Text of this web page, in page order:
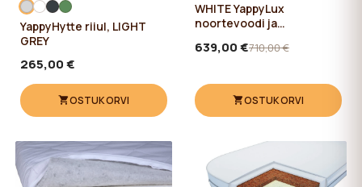
YappyHytte riiul, LIGHT
GREY
265,00 €
OSTUKORVI
WHITE YappyLux
noortevoodi ja
639,00 €710,00 €
OSTUKORVI